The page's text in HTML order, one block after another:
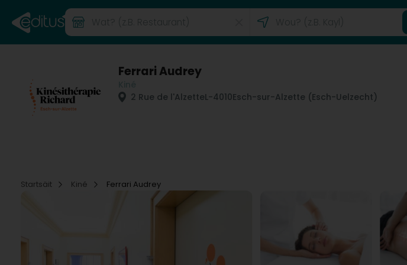
Ferrari Audrey
2 Rue de l'AlzetteL-4010Esch-sur-Alzette (Esch-Uelzecht)
Startsäit Kiné Ferrari Audrey